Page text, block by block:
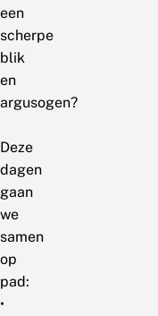
een
scherpe
blik
en
argusogen?
Deze
dagen
gaan
we
samen
op
pad:
•